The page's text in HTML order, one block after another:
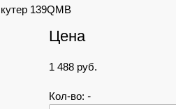
Цена
1 488 руб.
Кол-во: -